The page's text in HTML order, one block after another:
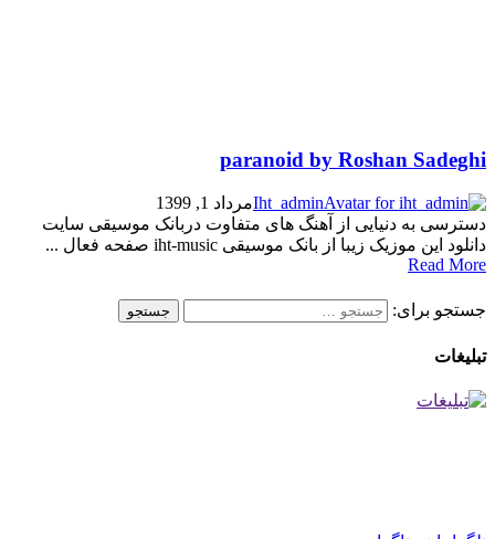
paranoid by Roshan Sadeghi
Iht_adminمرداد 1, 1399
دسترسی به دنیایی از آهنگ های متفاوت دربانک موسیقی سایت
دانلود این موزیک زیبا از بانک موسیقی iht-music صفحه فعال ...
Read More
جستجو برای:
تبلیغات